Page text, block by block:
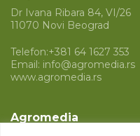
Dr Ivana Ribara 84, VI/26
11070 Novi Beograd
Telefon:+381 64 1627 353
Email: info@agromedia.rs
www.agromedia.rs
Agromedia